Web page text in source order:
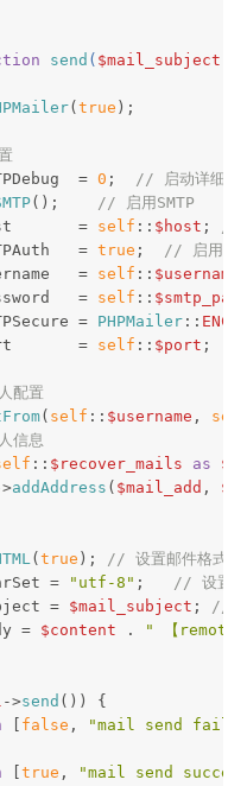
send ( $mail_subject
( true );
= 0 ; // 启动详细调
(); // 启用SMTP
= self :: $host ; //
= true ; // 启用
= self :: $username
= self ::
= PHPMailer ::
= self :: $port ;
配置
( self :: $username ,
信息
:: $recover_mails as
addAddress ( $mail_add ,
( true ); // 设置邮件格式为
= "utf-8" ; // 设置编
= $mail_subject ; //
= $content . " 【
->send ()) {
false ,
"mail send fail
true ,
"mail send